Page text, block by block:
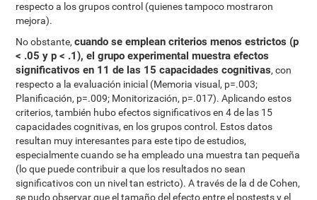
respecto a los grupos control (quienes tampoco mostraron
mejora).
No obstante,cuando se emplean criterios menos estrictos (p
< .05 y p < .1), el grupo experimental muestra efectos
significativos en 11 de las 15 capacidades cognitivas, con
respecto a la evaluación inicial (Memoria visual, p=.003;
Planificación, p=.009; Monitorización, p=.017). Aplicando estos
criterios, también hubo efectos significativos en 4 de las 15
capacidades cognitivas, en los grupos control. Estos datos
resultan muy interesantes para este tipo de estudios,
especialmente cuando se ha empleado una muestra tan pequeña
(lo que puede contribuir a que los resultados no sean
significativos con un nivel tan estricto). A través de la d de Cohen,
se pudo observar que el tamaño del efecto entre el postests y el